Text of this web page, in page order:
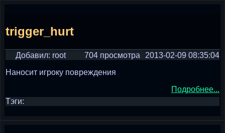
trigger_hurt
Добавил: root 2013-02-09 08:35:04
704 просмотра
Наносит игроку повреждения
Подробнее...
Тэги: